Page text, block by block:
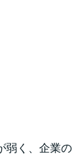
弱く、企業の